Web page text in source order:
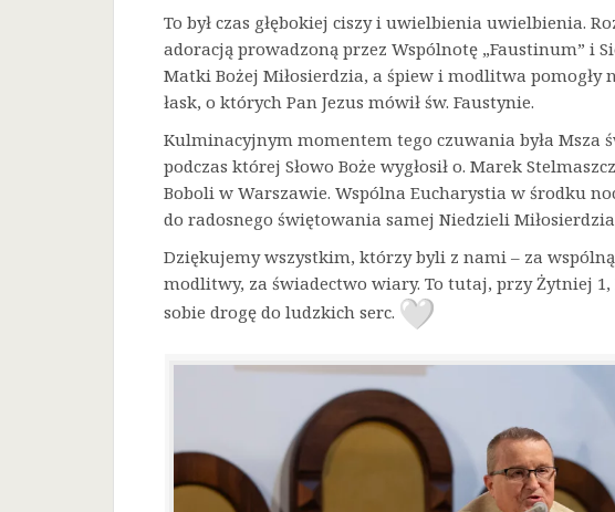
To był czas głębokiej ciszy i uwielbienia uwielbienia.
adoracją prowadzoną przez Wspólnotę „Faustinum” i
Matki Bożej Miłosierdzia, a śpiew i modlitwa pomogły
łask, o których Pan Jezus mówił św. Faustynie.
Kulminacyjnym momentem tego czuwania była Msza
podczas której Słowo Boże wygłosił o. Marek
Boboli w Warszawie. Wspólna Eucharystia w środku
do radosnego świętowania samej Niedzieli
Dziękujemy wszystkim, którzy byli z nami – za
modlitwy, za świadectwo wiary. To tutaj, przy Żytniej 1,
sobie drogę do ludzkich serc.